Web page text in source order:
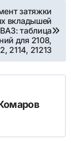
затяжки
вкладышей
ВАЗ: таблица
для 2108,
2114, 21213